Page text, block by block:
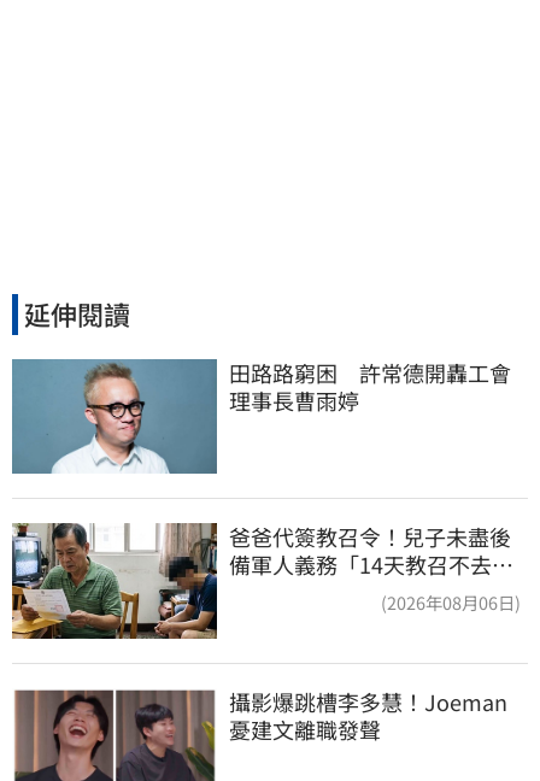
延伸閱讀
田路路窮困　許常德開轟工會
理事長曹雨婷
爸爸代簽教召令！兒子未盡後
備軍人義務「14天教召不去」
(2026年08月06日)
攝影爆跳槽李多慧！Joeman
憂建文離職發聲